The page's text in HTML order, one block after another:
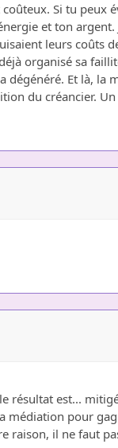
Si tu peux
et ton argent.
leurs coûts
organisé sa
dégénéré. Et là, la
du créancier.
résultat est...
médiation pour
raison, il ne faut